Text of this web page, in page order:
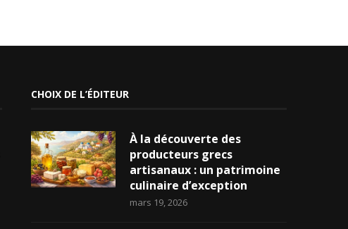
CHOIX DE L’ÉDITEUR
À la découverte des
producteurs grecs
artisanaux : un patrimoine
culinaire d’exception
mars 19, 2026